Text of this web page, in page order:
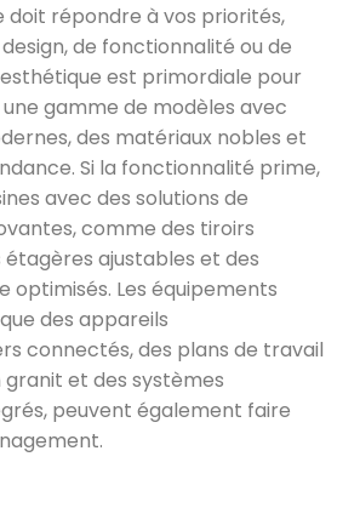
doit répondre à vos priorités,
design, de fonctionnalité ou de
est primordiale pour
gamme de modèles avec
des matériaux nobles et
Si la fonctionnalité prime,
avec des solutions de
comme des tiroirs
étagères ajustables et des
optimisés. Les équipements
des appareils
connectés, des plans de travail
granit et des systèmes
peuvent également faire